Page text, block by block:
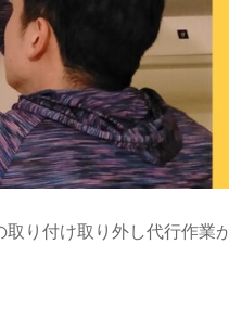
り付け取り外し代行作業